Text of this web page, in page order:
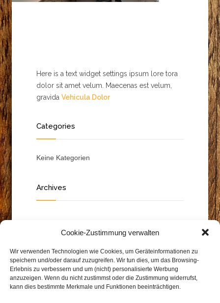
Cookie-Zustimmung verwalten
Wir verwenden Technologien wie Cookies, um Geräteinformationen zu
speichern und/oder darauf zuzugreifen. Wir tun dies, um das Browsing-
Erlebnis zu verbessern und um (nicht) personalisierte Werbung
anzuzeigen. Wenn du nicht zustimmst oder die Zustimmung widerrufst,
kann dies bestimmte Merkmale und Funktionen beeinträchtigen.
Here is a text widget settings ipsum lore tora
dolor sit amet velum. Maecenas est velum,
gravida Vehicula Dolor
Categories
Keine Kategorien
Archives